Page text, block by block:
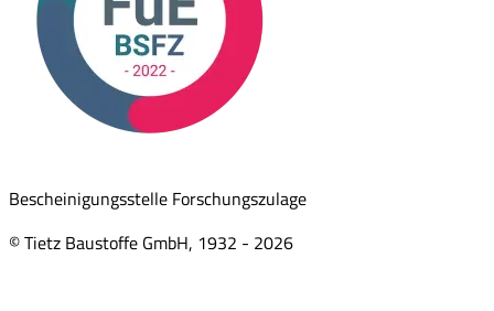
Bescheinigungsstelle Forschungszulage
© Tietz Baustoffe GmbH, 1932 - 2026